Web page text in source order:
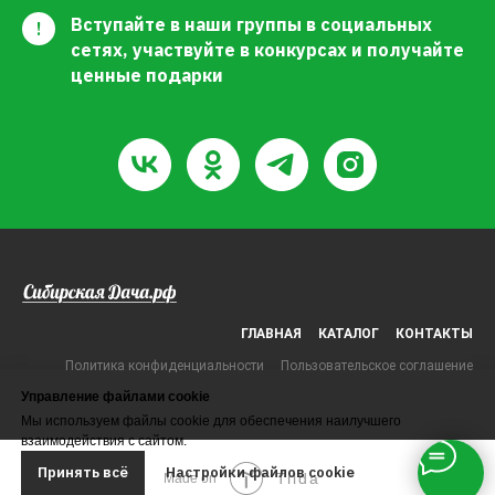
Управление файлами cookie
Мы используем файлы cookie для обеспечения наилучшего
взаимодействия с сайтом.
Принять всё Настройки файлов cookie
!
Вступайте в наши группы в социальных
сетях, участвуйте в конкурсах и получайте
ценные подарки
ГЛАВНАЯ КАТАЛОГ КОНТАКТЫ
Политика конфиденциальности Пользовательское соглашение
Made on Tilda